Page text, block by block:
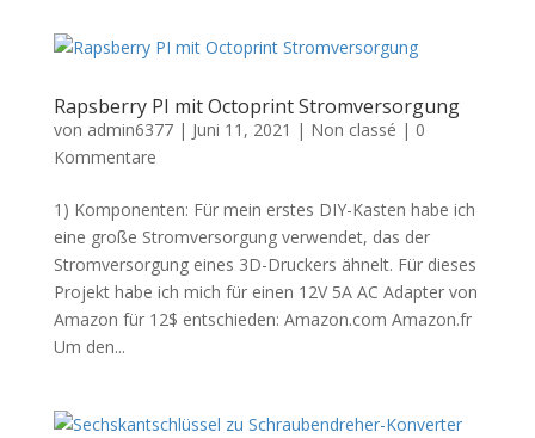
Rapsberry PI mit Octoprint Stromversorgung
von admin6377| Juni 11, 2021 | Non classé | 0
Kommentare
1) Komponenten: Für mein erstes DIY-Kasten habe ich
eine große Stromversorgung verwendet, das der
Stromversorgung eines 3D-Druckers ähnelt. Für dieses
Projekt habe ich mich für einen 12V 5A AC Adapter von
Amazon für 12$ entschieden: Amazon.com Amazon.fr
Um den...